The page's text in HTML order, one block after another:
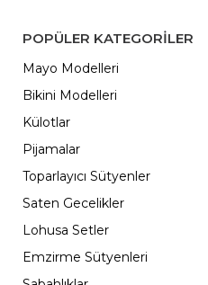
POPÜLER KATEGORILER
Mayo Modelleri
Bikini Modelleri
Külotlar
Pijamalar
Toparlayıcı Sütyenler
Saten Gecelikler
Lohusa Setler
Emzirme Sütyenleri